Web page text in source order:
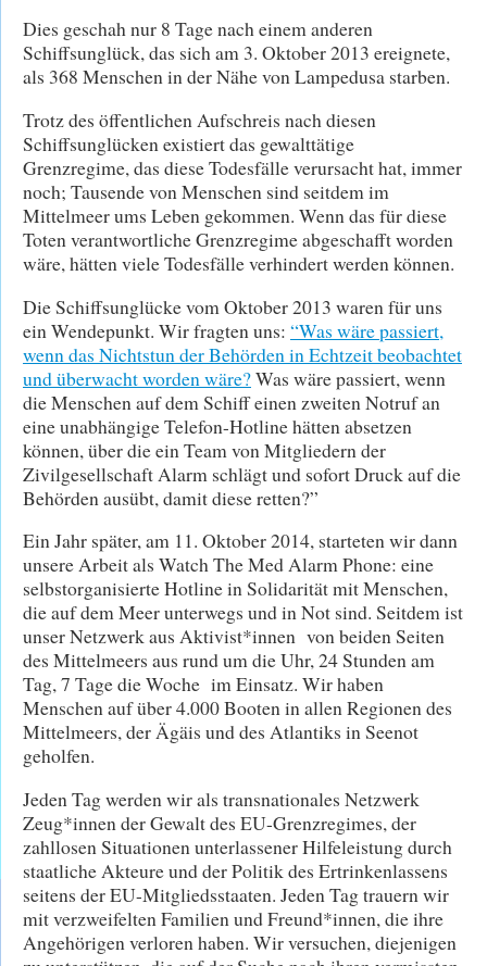
Dies geschah nur 8 Tage nach einem anderen
Schiffsunglück, das sich am 3. Oktober 2013 ereignete,
als 368 Menschen in der Nähe von Lampedusa starben.
Trotz des öffentlichen Aufschreis nach diesen
Schiffsunglücken existiert das gewalttätige
Grenzregime, das diese Todesfälle verursacht hat, immer
noch; Tausende von Menschen sind seitdem im
Mittelmeer ums Leben gekommen. Wenn das für diese
Toten verantwortliche Grenzregime abgeschafft worden
wäre, hätten viele Todesfälle verhindert werden können.
Die Schiffsunglücke vom Oktober 2013 waren für uns
ein Wendepunkt. Wir fragten uns: “Was wäre passiert,
wenn das Nichtstun der Behörden in Echtzeit beobachtet
und überwacht worden wäre?Was wäre passiert, wenn
die Menschen auf dem Schiff einen zweiten Notruf an
eine unabhängige Telefon-Hotline hätten absetzen
können, über die ein Team von Mitgliedern der
Zivilgesellschaft Alarm schlägt und sofort Druck auf die
Behörden ausübt, damit diese retten?”
Ein Jahr später, am 11. Oktober 2014, starteten wir dann
unsere Arbeit als Watch The Med Alarm Phone: eine
selbstorganisierte Hotline in Solidarität mit Menschen,
die auf dem Meer unterwegs und in Not sind. Seitdem ist
unser Netzwerk aus Aktivist*innen von beiden Seiten
des Mittelmeers aus rund um die Uhr, 24 Stunden am
Tag, 7 Tage die Woche im Einsatz. Wir haben
Menschen auf über 4.000 Booten in allen Regionen des
Mittelmeers, der Ägäis und des Atlantiks in Seenot
geholfen.
Jeden Tag werden wir als transnationales Netzwerk
Zeug*innen der Gewalt des EU-Grenzregimes, der
zahllosen Situationen unterlassener Hilfeleistung durch
staatliche Akteure und der Politik des Ertrinkenlassens
seitens der EU-Mitgliedsstaaten. Jeden Tag trauern wir
mit verzweifelten Familien und Freund*innen, die ihre
Angehörigen verloren haben. Wir versuchen, diejenigen